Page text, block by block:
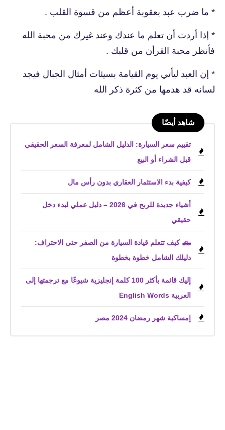
* ما ضرب عبد بعقوبة أعظم من قسوة القلب .
* إذا أردت أن تعلم ما عندك وعند غيرك من محبة الله
فأنظر محبة القرأن من قلبك .
* إن العبد ليأتي يوم القيامة بسيئات أمثال الجبال فيجد
لسانه قد هدمها من كثرة ذكر الله
شاهد أيضًا
تقييم سعر السيارة: الدليل الشامل لمعرفة السعر الحقيقي
قبل الشراء أو البيع
كيفية بدء الاستثمار العقاري بدون رأس مال
أشياء جديدة للربح في 2026 – دليل عملي لبدء دخل
حقيقي
🛻 كيف تتعلم قيادة السيارة من الصفر حتى الاحتراف:
دليلك الشامل خطوة بخطوة
إليك قائمة بأكثر 100 كلمة إنجليزية شيوعًا مع ترجمتها إلى
العربية English Words
إمساكية شهر رمضان 2024 مصر